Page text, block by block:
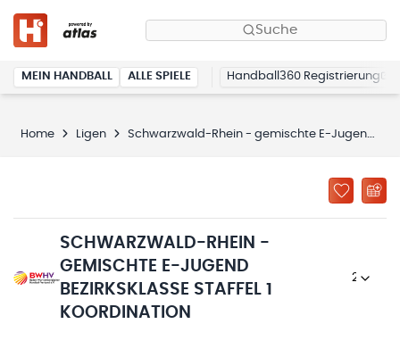
Suche
MEIN HANDBALL ALLE SPIELE Handball360 Registrierung
Home Ligen Schwarzwald-Rhein - gemischte E-Jugend Bezirksklasse Staffel 1 Koordination
SCHWARZWALD-RHEIN -
GEMISCHTE E-JUGEND
BEZIRKSKLASSE STAFFEL 1
KOORDINATION
2025/26